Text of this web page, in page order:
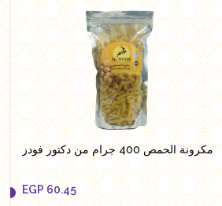
مكرونة الحمص 400 جرام من دكتور فودز
EGP 60.45